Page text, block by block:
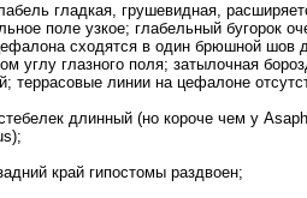
гладкая, грушевидная,
поле узкое; глабельный бугорок
сходятся в один брюшной
углу глазного поля; затылочная
террасовые линии на цефалоне
длинный (но короче чем у
край гипостомы раздвоен;